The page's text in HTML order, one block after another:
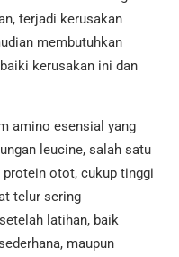
terjadi kerusakan
membutuhkan
kerusakan ini dan
amino esensial yang
leucine, salah satu
otot, cukup tinggi
telur sering
latihan, baik
maupun